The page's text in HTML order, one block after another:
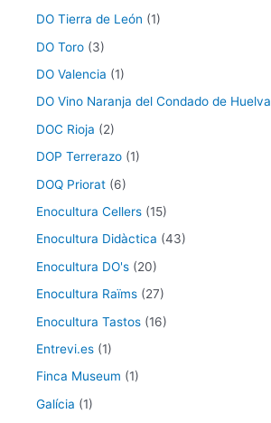
DO Tierra de León (1)
DO Toro (3)
DO Valencia (1)
DO Vino Naranja del Condado de Huelva
DOC Rioja (2)
DOP Terrerazo (1)
DOQ Priorat (6)
Enocultura Cellers (15)
Enocultura Didàctica (43)
Enocultura DO's (20)
Enocultura Raïms (27)
Enocultura Tastos (16)
Entrevi.es (1)
Finca Museum (1)
Galícia (1)